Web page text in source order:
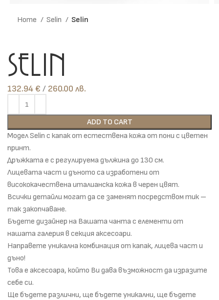
Home Selin Selin
Selin
132.94€ лв.
ADD TO CART
Модел Selin с капак от естествена кожа от пони с цветен
принт.
Дръжката е с регулируема дължина до 130 см.
Лицевата част и дъното са изработени от
висококачествена италианска кожа в черен цвят.
Всички детайли могат да се заменят посредством тик –
так закопчаване.
Бъдете дизайнер на Вашата чанта с елементи от
нашата галерия в секция аксесоари.
Направете уникална комбинация от капак, лицева част и
дъно!
Това е аксесоара, който Ви дава възможност да изразите
себе си.
Ще бъдете различни, ще бъдете уникални, ще бъдете